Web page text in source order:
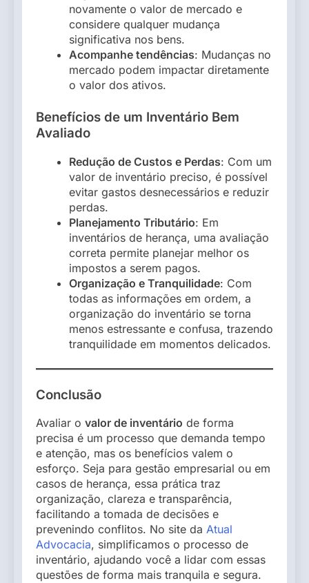
novamente o valor de mercado e
considere qualquer mudança
significativa nos bens.
Acompanhe tendências: Mudanças no
mercado podem impactar diretamente
o valor dos ativos.
Benefícios de um Inventário Bem
Avaliado
Redução de Custos e Perdas: Com um
valor de inventário preciso, é possível
evitar gastos desnecessários e reduzir
perdas.
Planejamento Tributário: Em
inventários de herança, uma avaliação
correta permite planejar melhor os
impostos a serem pagos.
Organização e Tranquilidade: Com
todas as informações em ordem, a
organização do inventário se torna
menos estressante e confusa, trazendo
tranquilidade em momentos delicados.
Conclusão
Avaliar o valor de inventário de forma
precisa é um processo que demanda tempo
e atenção, mas os benefícios valem o
esforço. Seja para gestão empresarial ou em
casos de herança, essa prática traz
organização, clareza e transparência,
facilitando a tomada de decisões e
prevenindo conflitos. No site da Atual
Advocacia, simplificamos o processo de
inventário, ajudando você a lidar com essas
questões de forma mais tranquila e segura.